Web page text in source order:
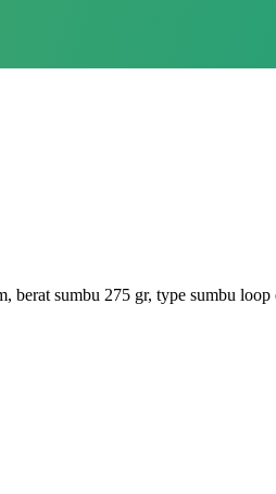
berat sumbu 275 gr, type sumbu